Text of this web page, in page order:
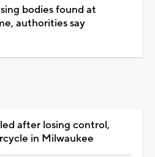
bodies found at
authorities say
after losing control,
in Milwaukee